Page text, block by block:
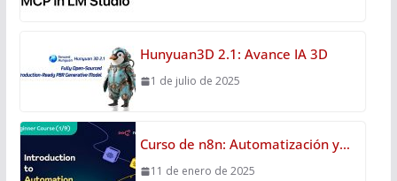
Hunyuan3D 2.1: Avance IA 3D
1 de julio de 2025
Curso de n8n: Automatización y…
11 de enero de 2025